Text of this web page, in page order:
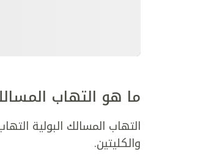
ما هو التهاب
التهاب المسالك البولية
والكليتين.